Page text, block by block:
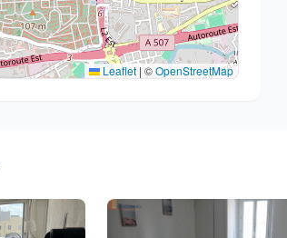
Leaflet | ©OpenStreetMap